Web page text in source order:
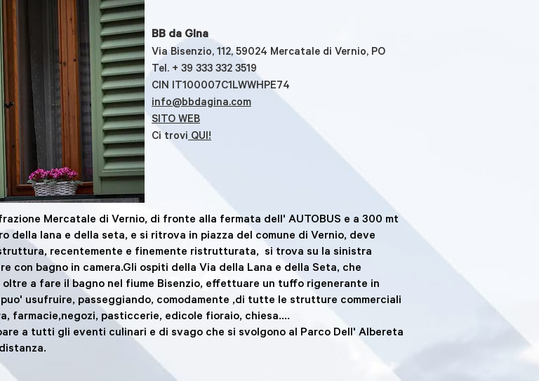
BB da GIna
Via Bisenzio, 112, 59024 Mercatale di Vernio, PO
Tel. + 39 333 332 3519
CIN IT100007C1LWWHPE74
info@bbdagina.com
SITO WEB
Ci troviQUI!
Mercatale di Vernio, di fronte alla fermata dell' AUTOBUS e a 300 mt
lana e della seta, e si ritrova in piazza del comune di Vernio, deve
recentemente e finemente ristrutturata, si trova su la sinistra
con bagno in camera.Gli ospiti della Via della Lana e della Seta, che
a fare il bagno nel fiume Bisenzio, effettuare un tuffo rigenerante in
usufruire, passeggiando, comodamente ,di tutte le strutture commerciali
farmacie,negozi, pasticcerie, edicole fioraio, chiesa....
a tutti gli eventi culinari e di svago che si svolgono al Parco Dell' Albereta